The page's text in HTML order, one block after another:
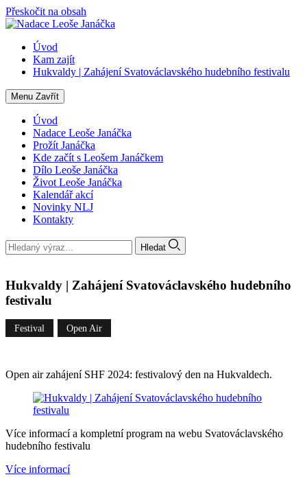
Přeskočit na obsah
Úvod
Kam zajít
Hukvaldy | Zahájení Svatováclavského hudebního festivalu
Menu Zavřít
Úvod
Nadace Leoše Janáčka
Prožít Janáčka
Kde začít s Leošem Janáčkem
Dílo Leoše Janáčka
Život Leoše Janáčka
Kalendář akcí
Novinky NLJ
Kontakty
Hledat
Hukvaldy | Zahájení Svatováclavského hudebního
festivalu
Festival Open Air
Open air zahájení SHF 2024: festivalový den na Hukvaldech.
Více informací a kompletní program na webu Svatováclavského
hudebního festivalu
Více informací